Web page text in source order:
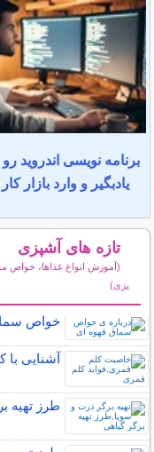
برنامه نویسی اندروید
یادبگیر و وارد بازار
تازه های آشپزی
(آموزش انواع غذاها، خواص
پزی)
خواص
آشنایی
طرز تهیه